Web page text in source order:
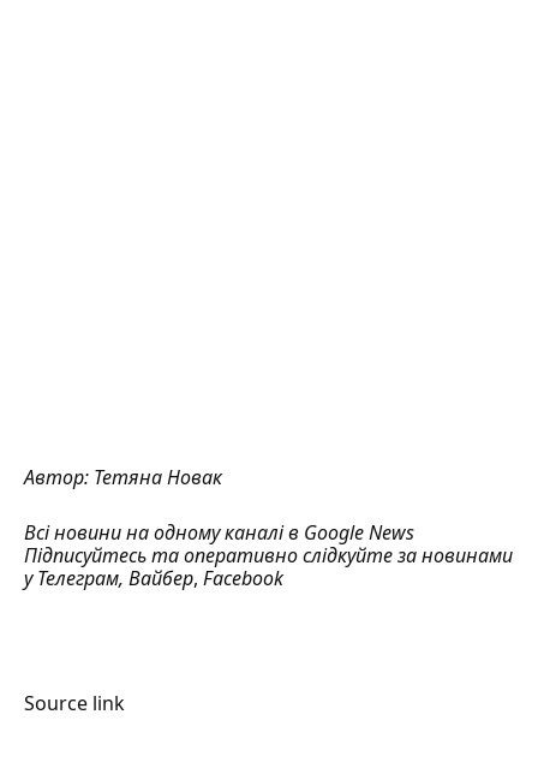
Автор: Тетяна Новак
Всі новини на одному каналі в Google News
Підписуйтесь та оперативно слідкуйте за новинами
уТелеграм, Вайбер, Facebook
Source link